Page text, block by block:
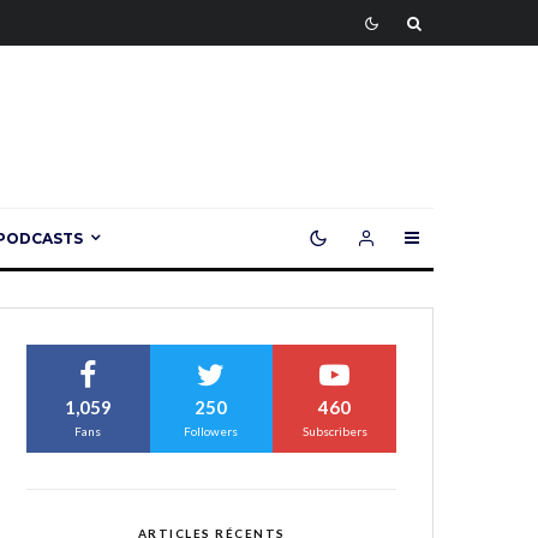
1,059
Fans
250
Followers
460
Subscribers
ARTICLES RÉCENTS